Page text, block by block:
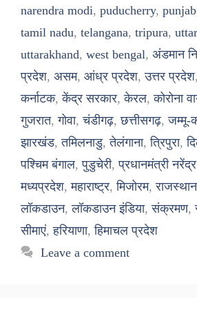
narendra modi, puducherry, punjab
tamil nadu, telangana, tripura,
uttarakhand, west bengal, अंडमान
प्रदेश, असम, आंध्र प्रदेश,उत्तर प्रदेश
कर्नाटक,केंद्र सरकार,केरल,कोरोना
गुजरात,गोवा,चंडीगढ़,छत्तीसगढ़,जम्मू-
झारखंड,तमिलनाडु,तेलंगाना,त्रिपुरा,
पश्चिम बंगाल,पुडुचेरी,प्रधानमंत्री नरेंद्र
मध्यप्रदेश,महाराष्ट्र,मिजोरम,राजस्थान
लॉकडाउन,लॉकडाउन इंडिया,संक्रमण,
सीमाएं,हरियाणा,हिमाचल प्रदेश
Leave a comment